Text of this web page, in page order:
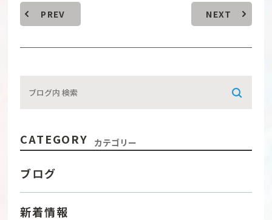
PREV NEXT
CATEGORY カテゴリー
ブログ
新着情報